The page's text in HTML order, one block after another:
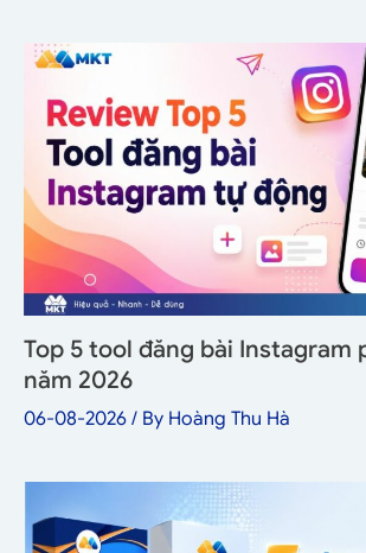
Top 5 tool đăng bài Instagram
năm 2026
06-08-2026 / By Hoàng Thu Hà